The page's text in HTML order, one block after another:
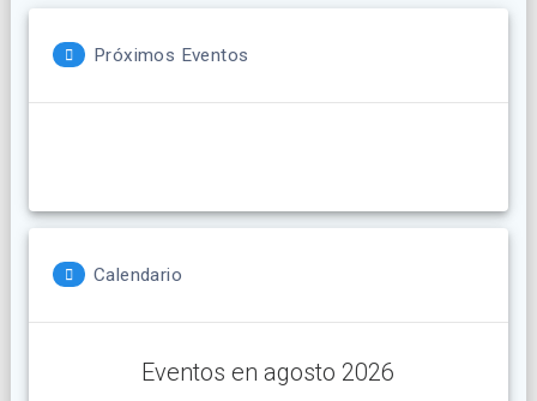
Próximos Eventos
Calendario
Eventos en agosto 2026